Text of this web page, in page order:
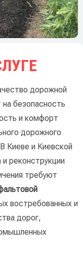
дорожной
безопасность
и комфорт
дорожного
Киеве и Киевской
реконструкции
требуют
востребованных и
дорог,